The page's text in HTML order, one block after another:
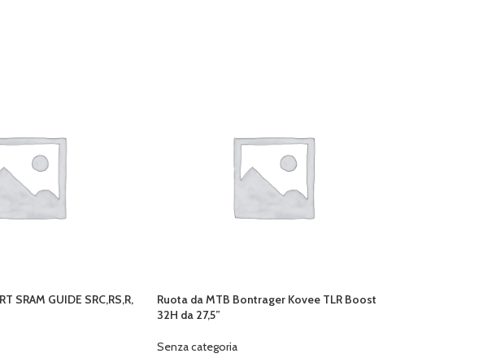
SRAM GUIDE SRC,RS,R,
Ruota da MTB Bontrager Kovee TLR Boost
32H da 27,5”
Senza categoria